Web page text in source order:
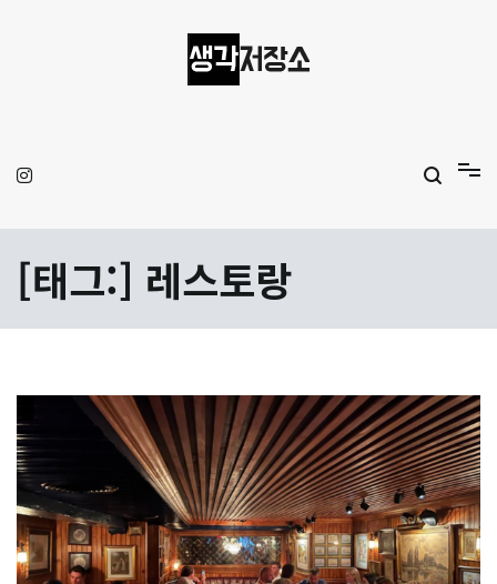
[태그:] 레스토랑